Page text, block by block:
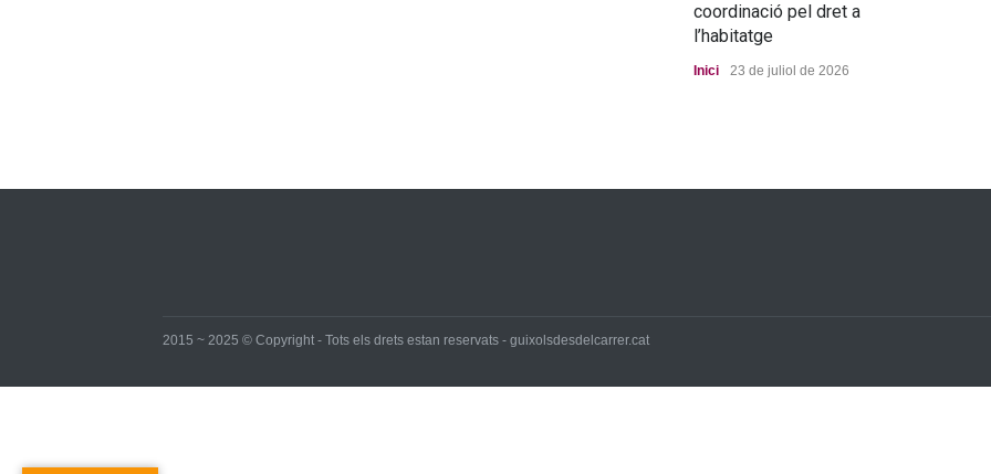
coordinació pel dret a
l’habitatge
Inici 23 de juliol de 2026
2015 ~ 2025 © Copyright - Tots els drets estan reservats - guixolsdesdelcarrer.cat